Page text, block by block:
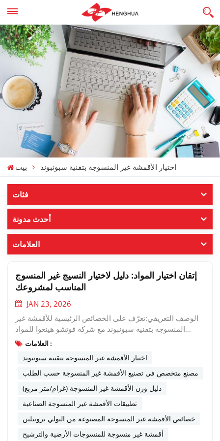
بيت اختيار الأقمشة غير المنسوجة بتقنية سبونبوند
فئات
أحدث مدونة
العلامات
إتقان اختيار المواد: دليل لاختيار النسيج غير المنسوج
المناسب لمشروعك
JAN 23, 2026
الوصف التعريفي:تعرّف على الخصائص الرئيسية للأقمشة غير
المنسوجة بتقنية سبونبوند مع شركة فوتشو هينغوا للمواد
الجديدة. يساعدك هذا الدليل على اختيار الوزن والعرض
والنظافة.إن اختيار المادة المثالية لمنتجك قد يكون الفيصل بين
النجاح والفشل. وذلك في تطبيقات صناعية واستهلاكية لا حصر
لها.نسيج غير منسوج من البولي بروبيلين المغزولبرزت هذه
التقنية كخيارٍ رائد، إذ تُقدّم مزيجًا مثاليًا من القوة والتنوع
والفعالية من حيث التكلفة. ولكن، مع استخدام مصطلحات مثل
GSM، واتجاه الألياف، ومقاومة الأشعة فوق البنفسجية، كيف
يُمكنك اجتياز عملية الاختيار؟فيفوتشو هنغوا المواد الجديدة
المحدودةنحن متخصصون في تصنيع أقمشة غير منسوجة عالية
العلامات :
اختيار الأقمشة غير المنسوجة بتقنية سبونبوند
مصنع متخصص في تصنيع الأقمشة غير المنسوجة حسب الطلب
دليل وزن الأقمشة غير المنسوجة (غرام/متر مربع)
تطبيقات الأقمشة غير المنسوجة الصناعية
خصائص الأقمشة غير المنسوجة المصنوعة من البولي بروبيلين
أقمشة غير منسوجة للمنسوجات الأرضية والترشيح